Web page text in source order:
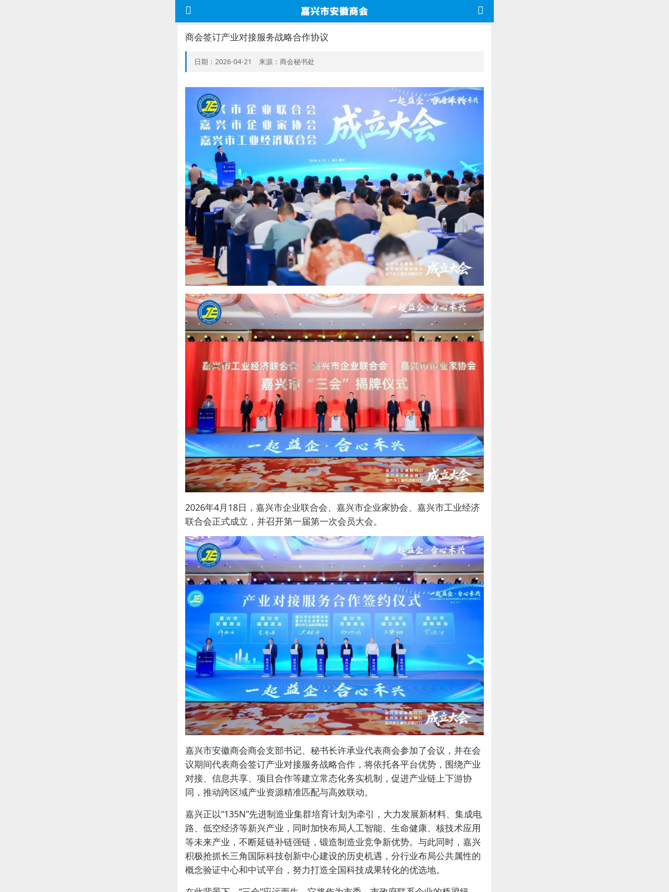
商会签订产业对接服务战略合作协议
日期：2026-04-21 来源：商会秘书处
2026年4月18日，嘉兴市企业联合会、嘉兴市企业家协会、嘉兴市工业经济
联合会正式成立，并召开第一届第一次会员大会。
嘉兴市安徽商会商会支部书记、秘书长许承业代表商会参加了会议，并在会
议期间代表商会签订产业对接服务战略合作，将依托各平台优势，围绕产业
对接、信息共享、项目合作等建立常态化务实机制，促进产业链上下游协
同，推动跨区域产业资源精准匹配与高效联动。
嘉兴正以“135N”先进制造业集群培育计划为牵引，大力发展新材料、集成电
路、低空经济等新兴产业，同时加快布局人工智能、生命健康、核技术应用
等未来产业，不断延链补链强链，锻造制造业竞争新优势。与此同时，嘉兴
积极抢抓长三角国际科技创新中心建设的历史机遇，分行业布局公共属性的
概念验证中心和中试平台，努力打造全国科技成果转化的优选地。